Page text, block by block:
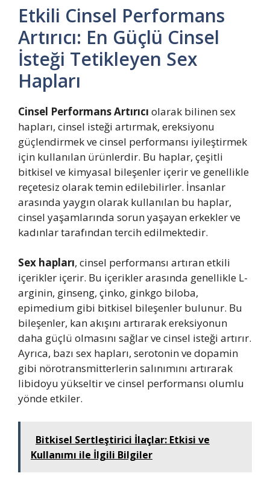
Etkili Cinsel Performans
Artırıcı: En Güçlü Cinsel
İsteği Tetikleyen Sex
Hapları
Cinsel Performans Artırıcı olarak bilinen sex
hapları, cinsel isteği artırmak, ereksiyonu
güçlendirmek ve cinsel performansı iyileştirmek
için kullanılan ürünlerdir. Bu haplar, çeşitli
bitkisel ve kimyasal bileşenler içerir ve genellikle
reçetesiz olarak temin edilebilirler. İnsanlar
arasında yaygın olarak kullanılan bu haplar,
cinsel yaşamlarında sorun yaşayan erkekler ve
kadınlar tarafından tercih edilmektedir.
Sex hapları, cinsel performansı artıran etkili
içerikler içerir. Bu içerikler arasında genellikle L-
arginin, ginseng, çinko, ginkgo biloba,
epimedium gibi bitkisel bileşenler bulunur. Bu
bileşenler, kan akışını artırarak ereksiyonun
daha güçlü olmasını sağlar ve cinsel isteği artırır.
Ayrıca, bazı sex hapları, serotonin ve dopamin
gibi nörotransmitterlerin salınımını artırarak
libidoyu yükseltir ve cinsel performansı olumlu
yönde etkiler.
Bitkisel Sertleştirici İlaçlar: Etkisi ve
Kullanımı ile İlgili Bilgiler